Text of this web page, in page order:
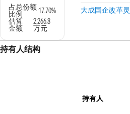
占总份额
比例
17.70%
估算
金额
2,266.8
万元
大成国企改革
持有人结构
持有人